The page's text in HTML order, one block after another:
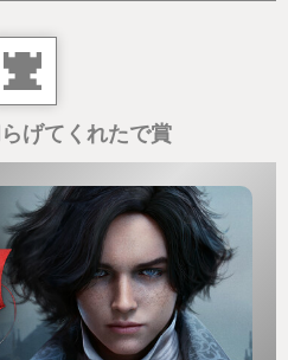
の件に関連した隠し要素
方はゲーム内容だけでな
とより味わい深く感じら
きた”一杯のコーヒー”のよ
ちろんあなた次第。
げてくれたで賞